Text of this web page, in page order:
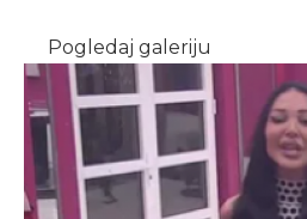
Pogledaj galeriju